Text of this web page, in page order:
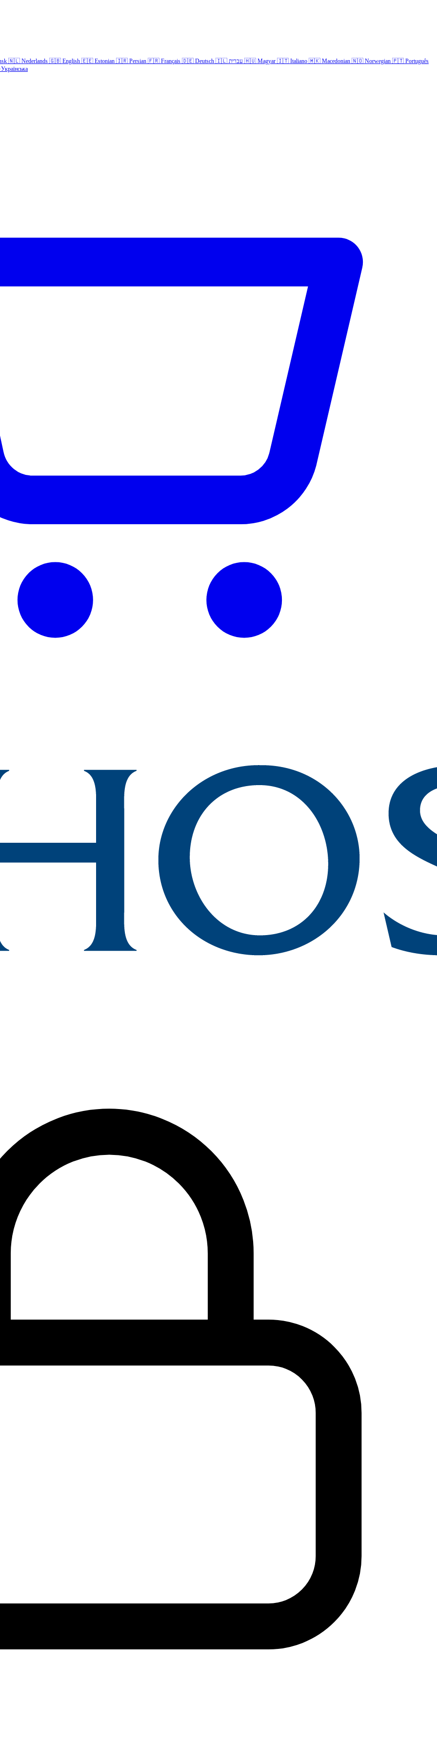
🇳🇱 Nederlands 🇬🇧 English 🇪🇪 Estonian 🇮🇷 Persian 🇫🇷 Français 🇩🇪 Deutsch 🇮🇱 עברית 🇭🇺 Magyar 🇮🇹 Italiano 🇲🇰 Macedonian 🇳🇴 Norwegian 🇵🇹 Português
Українська